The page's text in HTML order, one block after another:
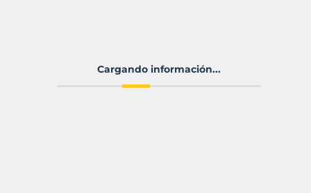
Cargando información...